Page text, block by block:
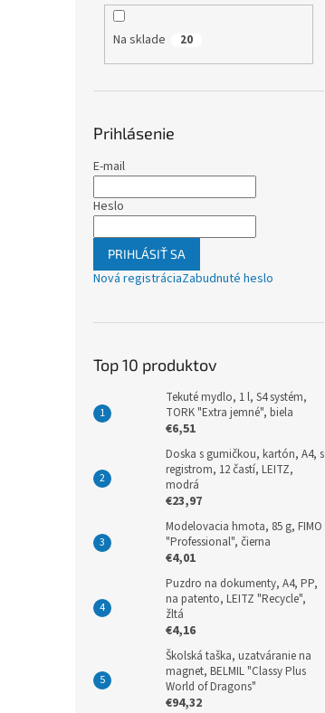
Na sklade 20
Prihlásenie
E-mail
Heslo
PRIHLÁSIŤ SA
Nová registráciaZabudnuté heslo
Top 10 produktov
Tekuté mydlo, 1 l, S4 systém,
TORK "Extra jemné", biela
€6,51
Doska s gumičkou, kartón, A4, s
registrom, 12 častí, LEITZ,
modrá
€23,97
Modelovacia hmota, 85 g, FIMO
"Professional", čierna
€4,01
Puzdro na dokumenty, A4, PP,
na patento, LEITZ "Recycle",
žltá
€4,16
Školská taška, uzatváranie na
magnet, BELMIL "Classy Plus
World of Dragons"
€94,32